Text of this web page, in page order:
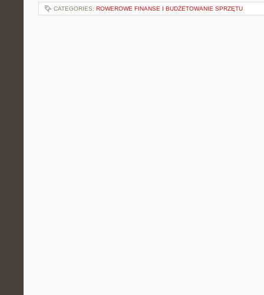
CATEGORIES: ROWEROWE FINANSE I BUDŻETOWANIE SPRZĘTU